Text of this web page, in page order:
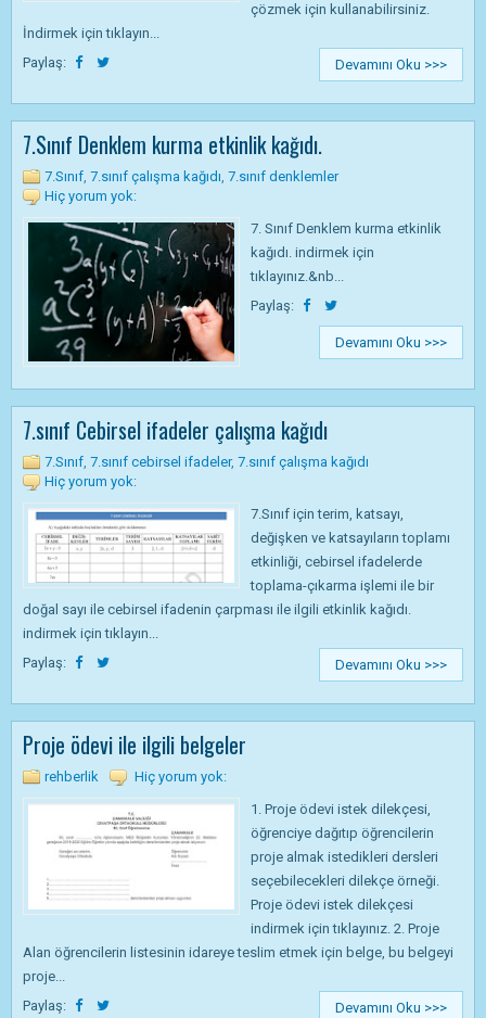
çözmek için kullanabilirsiniz.
İndirmek için tıklayın...
Paylaş:
Devamını Oku >>>
7.Sınıf Denklem kurma etkinlik kağıdı.
7.Sınıf, 7.sınıf çalışma kağıdı, 7.sınıf denklemler
Hiç yorum yok:
7. Sınıf Denklem kurma etkinlik
kağıdı. indirmek için
tıklayınız.&nb...
Paylaş:
Devamını Oku >>>
7.sınıf Cebirsel ifadeler çalışma kağıdı
7.Sınıf, 7.sınıf cebirsel ifadeler, 7.sınıf çalışma kağıdı
Hiç yorum yok:
7.Sınıf için terim, katsayı,
değişken ve katsayıların toplamı
etkinliği, cebirsel ifadelerde
toplama-çıkarma işlemi ile bir
doğal sayı ile cebirsel ifadenin çarpması ile ilgili etkinlik kağıdı.
indirmek için tıklayın...
Paylaş:
Devamını Oku >>>
Proje ödevi ile ilgili belgeler
rehberlik
Hiç yorum yok:
1. Proje ödevi istek dilekçesi,
öğrenciye dağıtıp öğrencilerin
proje almak istedikleri dersleri
seçebilecekleri dilekçe örneği.
Proje ödevi istek dilekçesi
indirmek için tıklayınız. 2. Proje
Alan öğrencilerin listesinin idareye teslim etmek için belge, bu belgeyi
proje...
Paylaş:
Devamını Oku >>>